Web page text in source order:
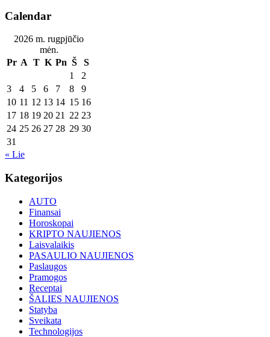
Calendar
2026 m. rugpjūčio
mėn.
Pr A T K Pn Š
S
1
2
3
4 5 6 7 8
9
10 11 12 13 14 15 16
17 18 19 20 21 22 23
24 25 26 27 28 29 30
31
« Lie
Kategorijos
AUTO
Finansai
Horoskopai
KRIPTO NAUJIENOS
Laisvalaikis
PASAULIO NAUJIENOS
Paslaugos
Pramogos
Receptai
ŠALIES NAUJIENOS
Statyba
Sveikata
Technologijos